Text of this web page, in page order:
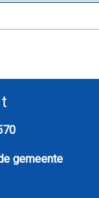
gemeente